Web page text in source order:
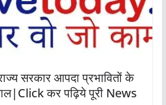
सरकार आपदा प्रभावितों के
कर पढ़िये पूरी News